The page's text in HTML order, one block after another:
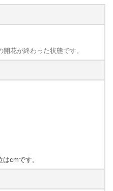
花が終わった状態です。
cmです。